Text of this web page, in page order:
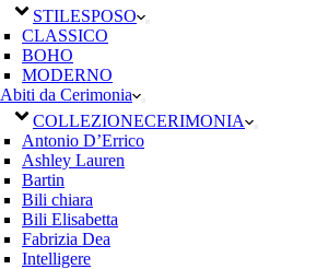
STILESPOSO
CLASSICO
BOHO
MODERNO
Abiti da Cerimonia
COLLEZIONECERIMONIA
Antonio D’Errico
Ashley Lauren
Bartin
Bili chiara
Bili Elisabetta
Fabrizia Dea
Intelligere